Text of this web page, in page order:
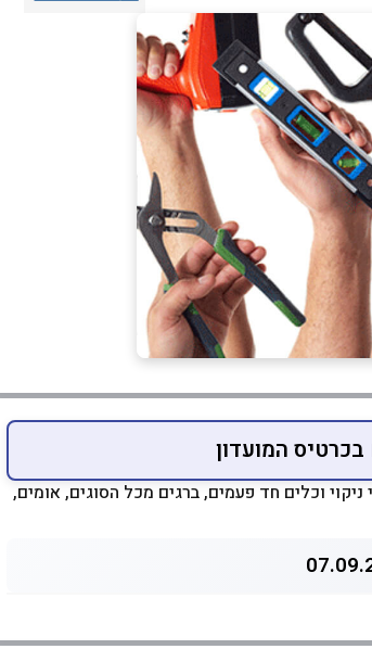
ניקוי וכלים חד פעמים, ברגים מכל הסוגים, אומים,